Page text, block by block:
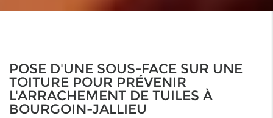
POSE D'UNE SOUS-FACE SUR UNE
TOITURE POUR PRÉVENIR
L'ARRACHEMENT DE TUILES À
BOURGOIN-JALLIEU